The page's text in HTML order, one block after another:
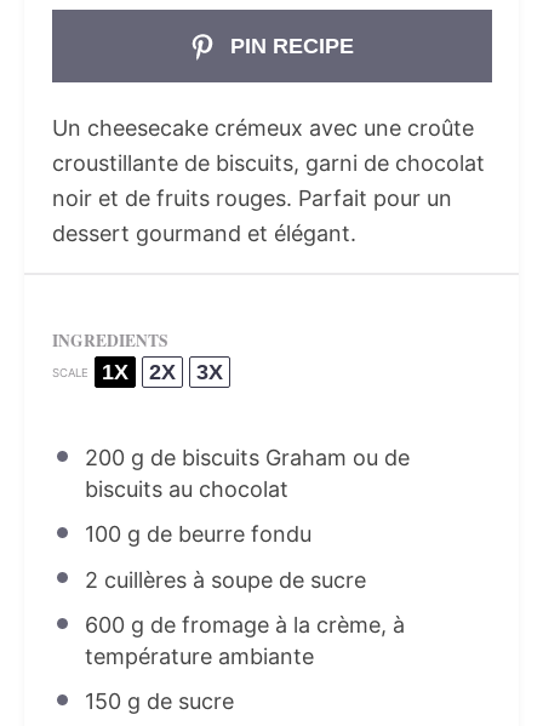
PIN RECIPE
Un cheesecake crémeux avec une croûte
croustillante de biscuits, garni de chocolat
noir et de fruits rouges. Parfait pour un
dessert gourmand et élégant.
INGREDIENTS
SCALE 1X 2X 3X
200 g de biscuits Graham ou de
biscuits au chocolat
100 g de beurre fondu
2 cuillères à soupe de sucre
600 g de fromage à la crème, à
température ambiante
150 g de sucre